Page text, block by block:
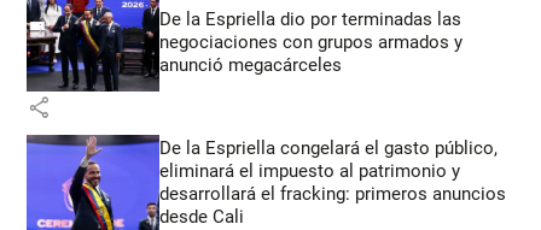
De la Espriella dio por terminadas las
negociaciones con grupos armados y
anunció megacárceles
share
De la Espriella congelará el gasto público,
eliminará el impuesto al patrimonio y
desarrollará el fracking: primeros anuncios
desde Cali